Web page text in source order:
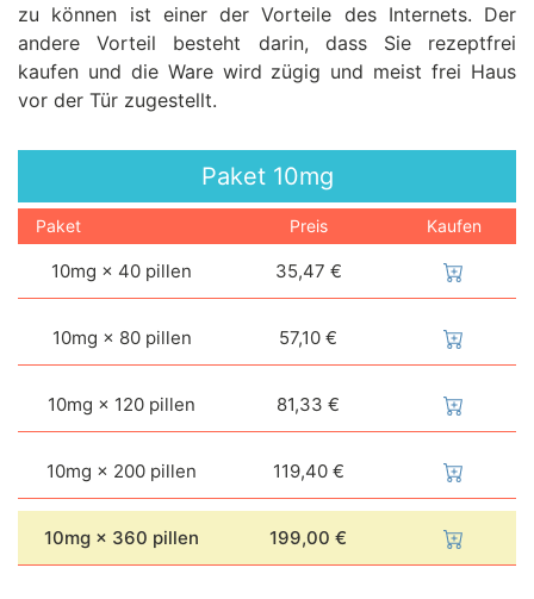
zu können ist einer der Vorteile des Internets. Der
andere Vorteil besteht darin, dass Sie rezeptfrei
kaufen und die Ware wird zügig und meist frei Haus
vor der Tür zugestellt.
Paket10mg
Paket Preis Kaufen
10mg × 40 pillen 35,47 €
10mg × 80 pillen 57,10 €
10mg × 120 pillen 81,33 €
10mg × 200 pillen 119,40 €
10mg × 360 pillen 199,00 €